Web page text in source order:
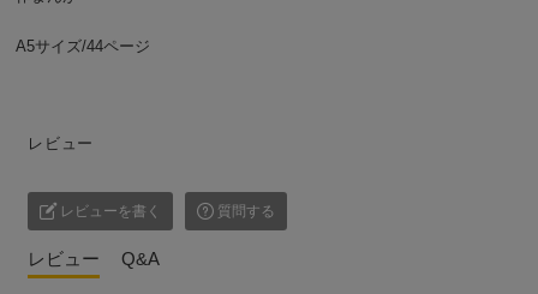
A5サイズ/44ページ
レビュー
レビューを書く 質問する
レビュー Q&A